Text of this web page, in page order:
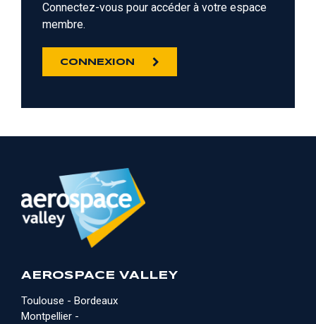
Connectez-vous pour accéder à votre espace
membre.
CONNEXION
AEROSPACE VALLEY
Toulouse - Bordeaux
Montpellier -